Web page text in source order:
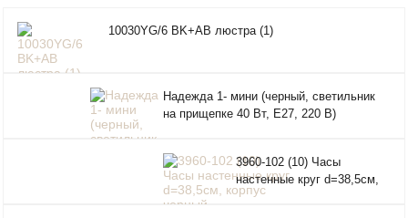
10030YG/6 BK+AB люстра (1)
Надежда 1- мини (черный, светильник
на прищепке 40 Вт, Е27, 220 В)
3960-102 (10) Часы
настенные круг d=38,5см,
корпус черный "Классика"